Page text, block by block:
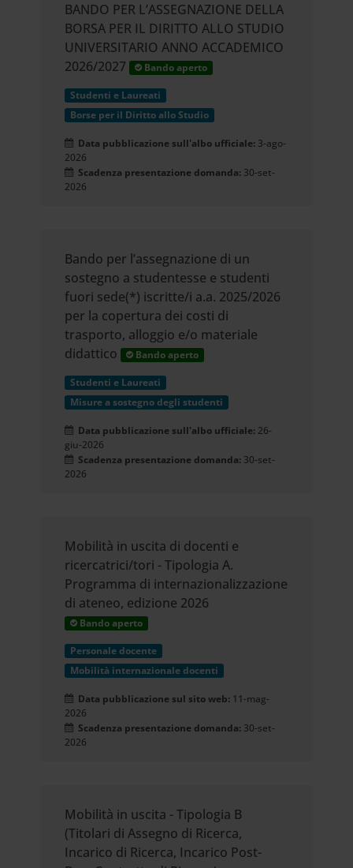
BANDO PER L’ASSEGNAZIONE DELLA
BORSA PER IL DIRITTO ALLO STUDIO
UNIVERSITARIO ANNO ACCADEMICO
2026/2027
Bando aperto
Studenti e Laureati
Borse per il Diritto allo Studio
Data pubblicazione sull'albo ufficiale: 3-ago-
2026
Scadenza presentazione domanda: 30-set-
2026
Bando per l’assegnazione di un
sostegno a studentesse e studenti
fuori sede(*) iscritte/i a.a. 2025/2026
per la copertura dei costi di
trasporto, alloggio e/o materiale
didattico
Bando aperto
Studenti e Laureati
Misure a sostegno degli studenti
Data pubblicazione sull'albo ufficiale: 26-
giu-2026
Scadenza presentazione domanda: 30-set-
2026
Mobilità in uscita di docenti e
ricercatrici/tori - Tipologia A.
Programma di internazionalizzazione
di ateneo, edizione 2026
Bando aperto
Personale docente
Mobilità internazionale docenti
Data pubblicazione sul sito web: 11-mag-
2026
Scadenza presentazione domanda: 30-set-
2026
Mobilità in uscita - Tipologia B
(Titolari di Assegno di Ricerca,
Incarico di Ricerca, Incarico Post-